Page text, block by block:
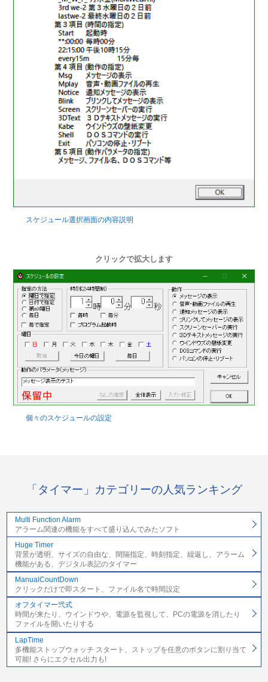
スケジュール選択画面の内容説明
クリックで拡大します
個々のスケジュールの設定
「タイマー」カテゴリーの人気ランキング
Multi Function Alarm
アラーム関連の機能をすべて盛り込んでみたソフト
Huge Timer
背景が透明、サイズの自由な、間隔指定、時刻指定、繰返し、アラーム
機能がある、デジタル表記のタイマー
ManualCountDown
クリックだけで即スタート、ファイル名で時間設定
オフタイマー弐式
時間が来たり、ウインドウや、電源を監視して、PCの電源を消したり
ファイルを開いたりする
LapTime
多機能ストップウォッチ スタート、ストップを任意のボタンに割り当て
可能! さらにエクセル出力も!